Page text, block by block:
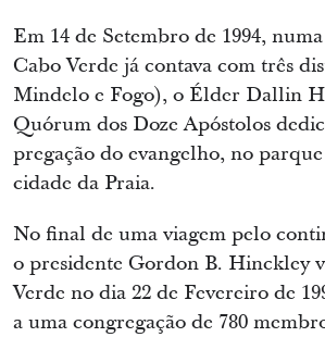
Em 14 de Setembro de 1994,
Cabo Verde já contava com três
Mindelo e Fogo), o Élder Dallin
Quórum dos Doze Apóstolos
pregação do evangelho, no
cidade da Praia.
No final de uma viagem pelo
o presidente Gordon B. Hinckley
Verde no dia 22 de Fevereiro de
a uma congregação de 780